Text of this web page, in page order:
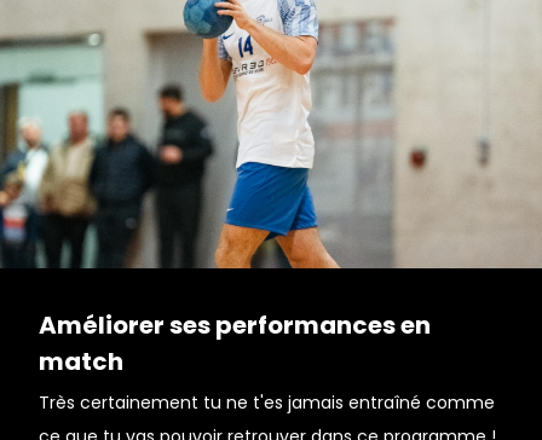
Améliorer ses performances en
match
Très certainement tu ne t'es jamais entraîné comme